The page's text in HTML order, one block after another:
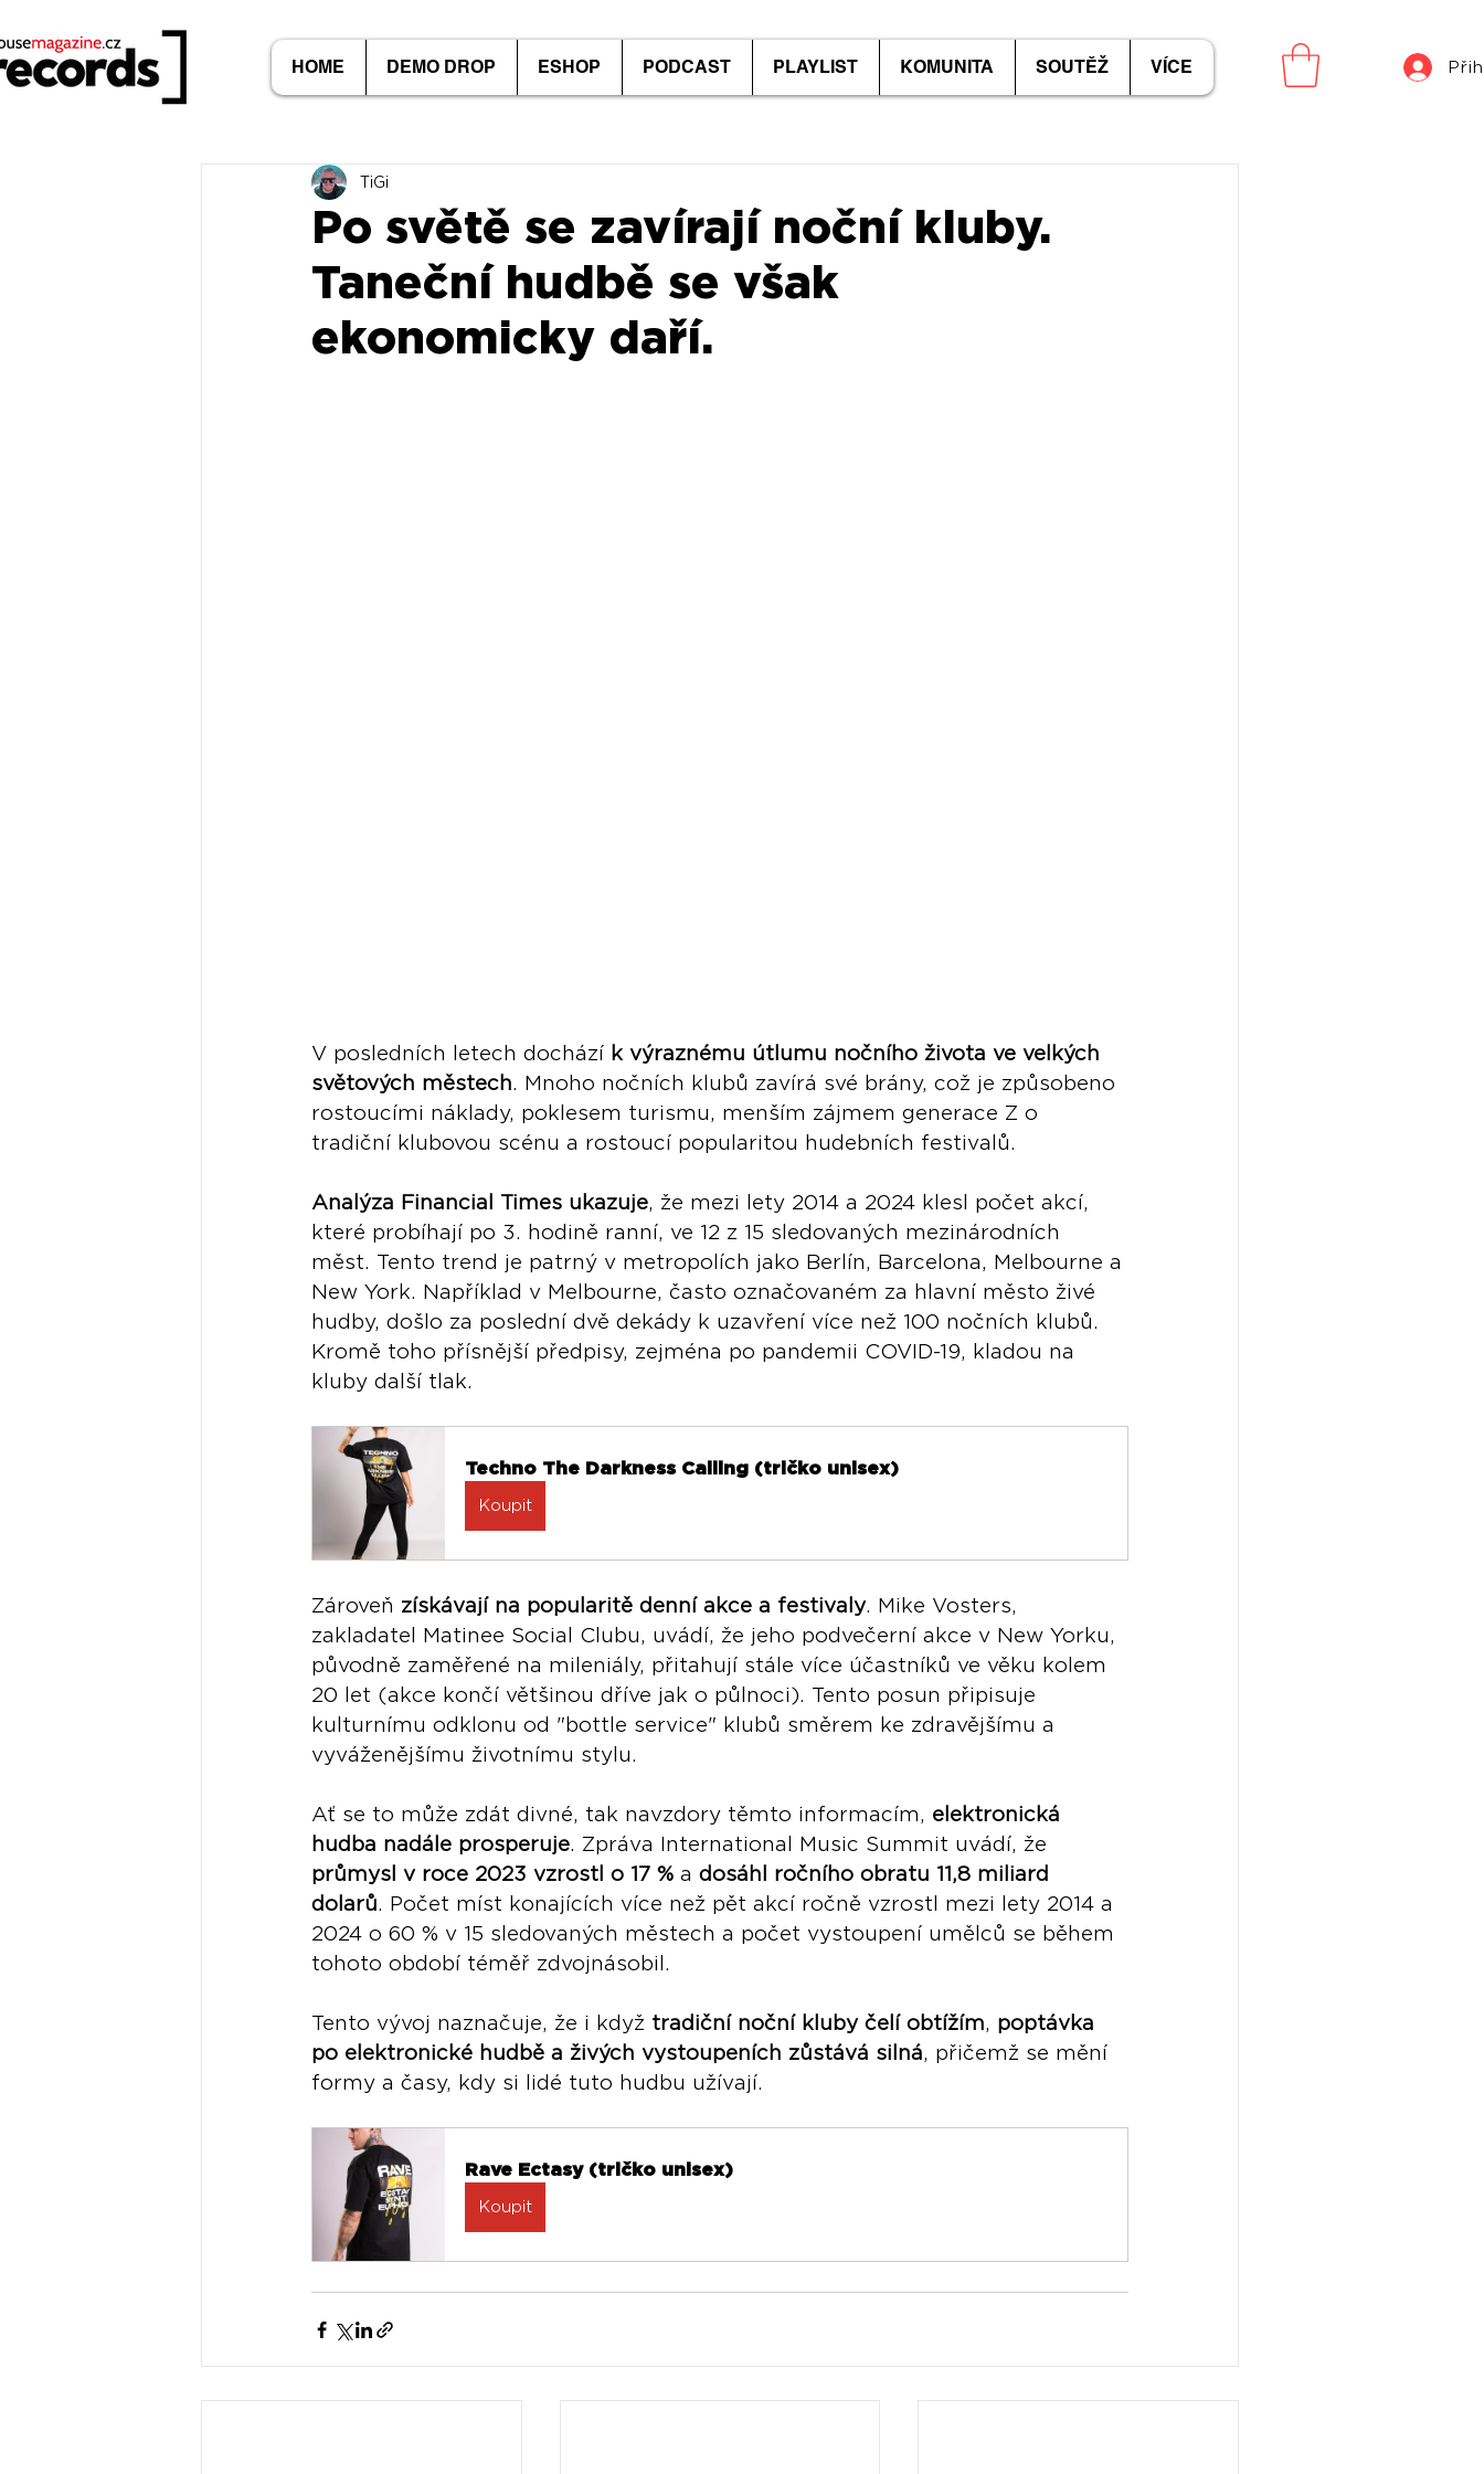
HOME DEMO DROP ESHOP PODCAST PLAYLIST KOMUNITA SOUTĚŽ VÍCE
Po světě se zavírají noční kluby.
Taneční hudbě se však
ekonomicky daří.
TiGi
V posledních letech dochází k výraznému útlumu nočního života ve velkých
světových městech. Mnoho nočních klubů zavírá své brány, což je způsobeno
rostoucími náklady, poklesem turismu, menším zájmem generace Z o
tradiční klubovou scénu a rostoucí popularitou hudebních festivalů.
Analýza Financial Times ukazuje, že mezi lety 2014 a 2024 klesl počet akcí,
které probíhají po 3. hodině ranní, ve 12 z 15 sledovaných mezinárodních
měst. Tento trend je patrný v metropolích jako Berlín, Barcelona, Melbourne a
New York. Například v Melbourne, často označovaném za hlavní město živé
hudby, došlo za poslední dvě dekády k uzavření více než 100 nočních klubů.
Kromě toho přísnější předpisy, zejména po pandemii COVID-19, kladou na
kluby další tlak.
Techno The Darkness Calling (tričko unisex)
Koupit
Zároveň získávají na popularitě denní akce a festivaly. Mike Vosters,
zakladatel Matinee Social Clubu, uvádí, že jeho podvečerní akce v New Yorku,
původně zaměřené na mileniály, přitahují stále více účastníků ve věku kolem
20 let (akce končí většinou dříve jak o půlnoci). Tento posun připisuje
kulturnímu odklonu od "bottle service" klubů směrem ke zdravějšímu a
vyváženějšímu životnímu stylu.
Ať se to může zdát divné, tak navzdory těmto informacím, elektronická
hudba nadále prosperuje. Zpráva International Music Summit uvádí, že
průmysl v roce 2023 vzrostl o 17 % a dosáhl ročního obratu 11,8 miliard
dolarů. Počet míst konajících více než pět akcí ročně vzrostl mezi lety 2014 a
2024 o 60 % v 15 sledovaných městech a počet vystoupení umělců se během
tohoto období téměř zdvojnásobil.
Tento vývoj naznačuje, že i když tradiční noční kluby čelí obtížím, poptávka
po elektronické hudbě a živých vystoupeních zůstává silná, přičemž se mění
formy a časy, kdy si lidé tuto hudbu užívají.
Rave Ectasy (tričko unisex)
Koupit